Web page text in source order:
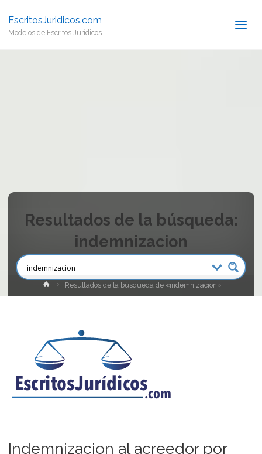
EscritosJuridicos.com
Modelos de Escritos Jurídicos
Resultados de la búsqueda:
indemnizacion
InicioResultados de la búsqueda de «indemnizacion»
Indemnizacion al acreedor por